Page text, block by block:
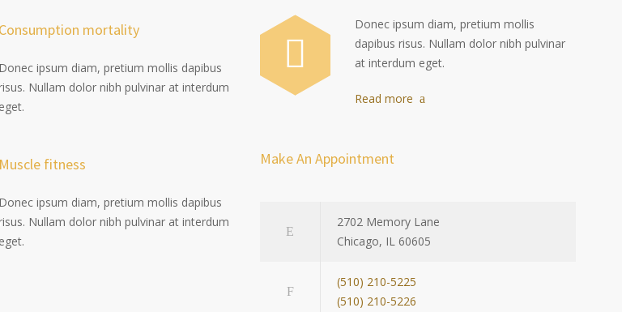
Consumption mortality
Donec ipsum diam, pretium mollis dapibus
Nullam dolor nibh pulvinar at interdum
eget.
Muscle fitness
Donec ipsum diam, pretium mollis dapibus
Nullam dolor nibh pulvinar at interdum
eget.
Donec ipsum diam, pretium mollis
dapibus risus. Nullam dolor nibh pulvinar
at interdum eget.
Read more
Make An Appointment
2702 Memory Lane
Chicago, IL 60605
(510) 210-5225
(510) 210-5226